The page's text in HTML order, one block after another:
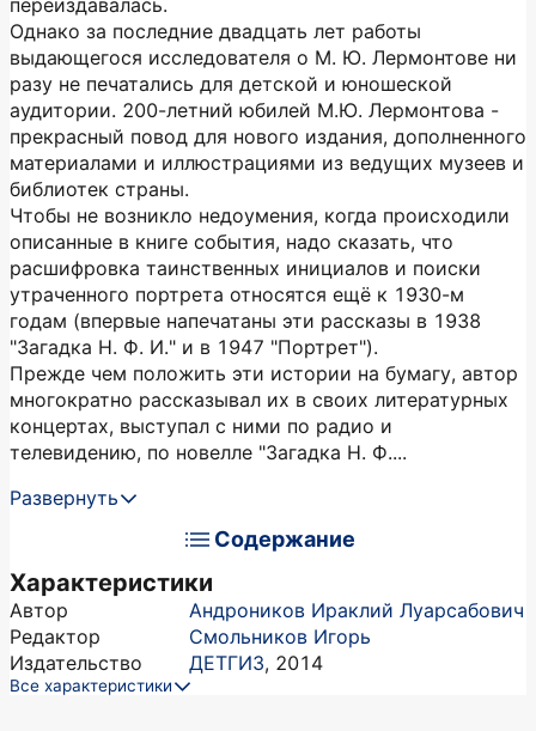
переиздавалась.
Однако за последние двадцать лет работы
выдающегося исследователя о М. Ю. Лермонтове ни
разу не печатались для детской и юношеской
аудитории. 200-летний юбилей М.Ю. Лермонтова -
прекрасный повод для нового издания, дополненного
материалами и иллюстрациями из ведущих музеев и
библиотек страны.
Чтобы не возникло недоумения, когда происходили
описанные в книге события, надо сказать, что
расшифровка таинственных инициалов и поиски
утраченного портрета относятся ещё к 1930-м
годам (впервые напечатаны эти рассказы в 1938
"Загадка Н. Ф. И." и в 1947 "Портрет").
Прежде чем положить эти истории на бумагу, автор
многократно рассказывал их в своих литературных
концертах, выступал с ними по радио и
телевидению, по новелле "Загадка Н. Ф....
Развернуть
Содержание
Характеристики
Автор
Андроников Ираклий Луарсабович
Редактор
Смольников Игорь
Издательство
ДЕТГИЗ, 2014
Все характеристики